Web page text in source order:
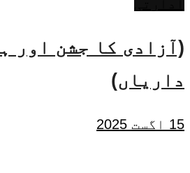
(آزادی کا جشن اور
داریاں)
15 اگست 2025